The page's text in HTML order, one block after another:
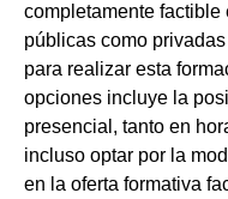
completamente factible
públicas como
para realizar esta
opciones incluye la
presencial, tanto en
incluso optar por la
en la oferta formativa